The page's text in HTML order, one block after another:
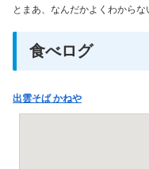
とまあ、なんだかよくわからな
食べログ
出雲そば かねや